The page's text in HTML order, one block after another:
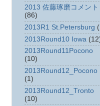
2013 佐藤琢磨コメント
(86)
2013R1 St.Petersburg
2013Round10 Iowa
2013Round11Pocono
(10)
2013Round12_Pocono
(1)
2013Round12_Tronto
(10)